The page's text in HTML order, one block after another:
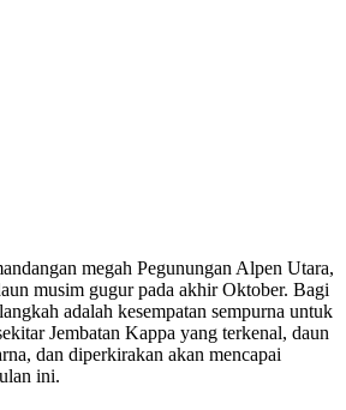
megah Pegunungan Alpen Utara,
musim gugur pada akhir Oktober. Bagi
adalah kesempatan sempurna untuk
Jembatan Kappa yang terkenal, daun
dan diperkirakan akan mencapai
ini.